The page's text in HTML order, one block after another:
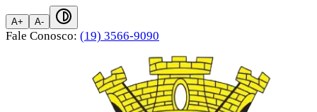
A+ A-
Fale Conosco: (19) 3566-9090